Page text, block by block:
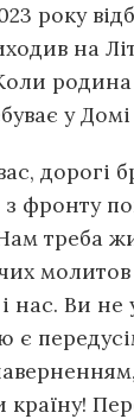
року
на
у
дорогі
фронту
треба
нас. Ви
є
країну!